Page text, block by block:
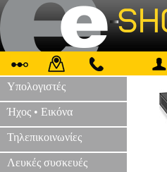
Υπολογιστές
Ήχος • Εικόνα
Τηλεπικοινωνίες
Λευκές συσκευές